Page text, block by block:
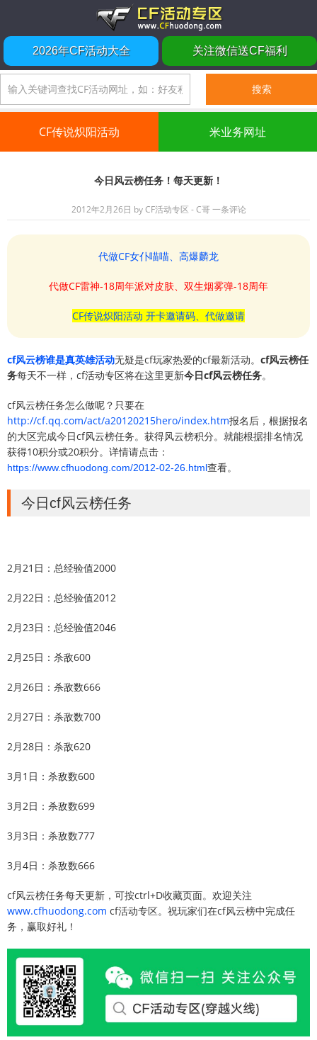
2026年CF活动大全 关注微信送CF福利
CF传说炽阳活动 米业务网址
今日风云榜任务！每天更新！
2012年2月26日 byCF活动专区 - C哥 一条评论
代做CF女仆喵喵、高爆麟龙
代做CF雷神-18周年派对皮肤、双生烟雾弹-18周年
CF传说炽阳活动 开卡邀请码、代做邀请
cf风云榜谁是真英雄活动无疑是cf玩家热爱的cf最新活动。 cf风云榜任
务每天不一样，cf活动专区将在这里更新今日cf风云榜任务。
cf风云榜任务怎么做呢？只要在
http://cf.qq.com/act/a20120215hero/index.htm报名后，根据报名
的大区完成今日cf风云榜任务。获得风云榜积分。就能根据排名情况
获得10积分或20积分。详情请点击：
https://www.cfhuodong.com/2012-02-26.html查看。
今日cf风云榜任务
2月21日：总经验值2000
2月22日：总经验值2012
2月23日：总经验值2046
2月25日：杀敌600
2月26日：杀敌数666
2月27日：杀敌数700
2月28日：杀敌620
3月1日：杀敌数600
3月2日：杀敌数699
3月3日：杀敌数777
3月4日：杀敌数666
cf风云榜任务每天更新，可按ctrl+D收藏页面。欢迎关注
www.cfhuodong.com cf活动专区。祝玩家们在cf风云榜中完成任
务，赢取好礼！